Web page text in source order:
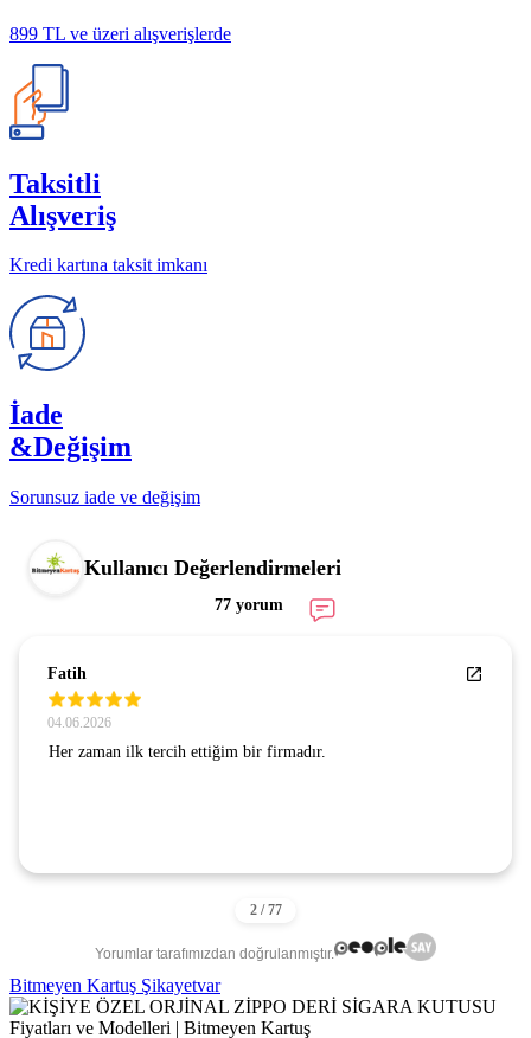
899 TL ve üzeri alışverişlerde
Taksitli
Alışveriş
Kredi kartına taksit imkanı
İade
&Değişim
Sorunsuz iade ve değişim
Kullanıcı Değerlendirmeleri
77 yorum
Fatih
04.06.2026
Her zaman ilk tercih ettiğim bir firmadır.
Yorumlar tarafımızdan doğrulanmıştır.
Bitmeyen Kartuş Şikayetvar